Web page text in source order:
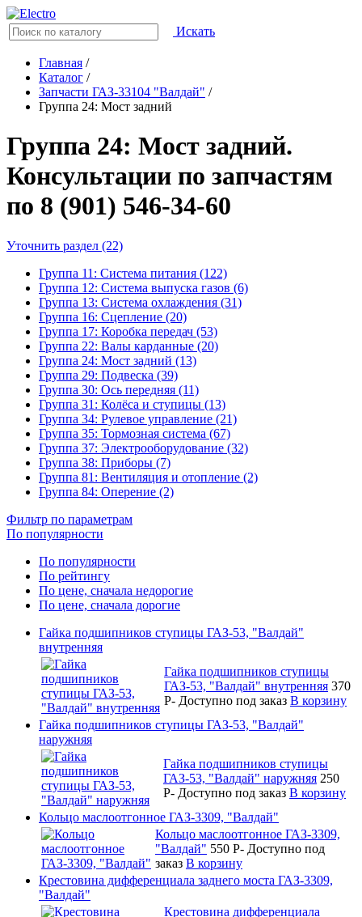
Искать
Главная /
Каталог /
Запчасти ГАЗ-33104 "Валдай" /
Группа 24: Мост задний
Группа 24: Мост задний.
Консультации по запчастям
по 8 (901) 546-34-60
Уточнить раздел (22)
Группа 11: Система питания (122)
Группа 12: Система выпуска газов (6)
Группа 13: Система охлаждения (31)
Группа 16: Сцепление (20)
Группа 17: Коробка передач (53)
Группа 22: Валы карданные (20)
Группа 24: Мост задний (13)
Группа 29: Подвеска (39)
Группа 30: Ось передняя (11)
Группа 31: Колёса и ступицы (13)
Группа 34: Рулевое управление (21)
Группа 35: Тормозная система (67)
Группа 37: Электрооборудование (32)
Группа 38: Приборы (7)
Группа 81: Вентиляция и отопление (2)
Группа 84: Оперение (2)
Фильтр по параметрам
По популярности
По популярности
По рейтингу
По цене, сначала недорогие
По цене, сначала дорогие
Гайка подшипников ступицы ГАЗ-53, "Валдай"
внутренняя
Гайка подшипников ступицы
ГАЗ-53, "Валдай" внутренняя 370
P- Доступно под заказ В корзину
Гайка подшипников ступицы ГАЗ-53, "Валдай"
наружняя
Гайка подшипников ступицы
ГАЗ-53, "Валдай" наружняя 250
P- Доступно под заказ В корзину
Кольцо маслоотгонное ГАЗ-3309, "Валдай"
Кольцо маслоотгонное ГАЗ-3309,
"Валдай" 550 P- Доступно под
заказ В корзину
Крестовина дифференциала заднего моста ГАЗ-3309,
"Валдай"
Крестовина дифференциала